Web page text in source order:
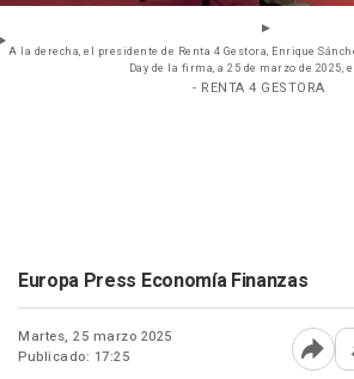
A la derecha, el presidente de Renta 4 Gestora, Enrique
Day de la firma, a 25 de marzo de 2025,
- RENTA 4 GESTORA
Europa Press Economía Finanzas
Martes, 25 marzo 2025
Publicado: 17:25